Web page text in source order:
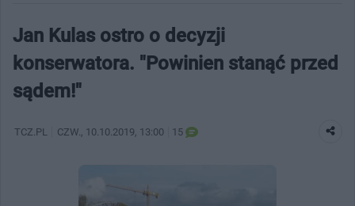
Jan Kulas ostro o decyzji
konserwatora. "Powinien stanąć przed
sądem!"
TCZ.PL CZW. , 10.10.2019, 13:00 15